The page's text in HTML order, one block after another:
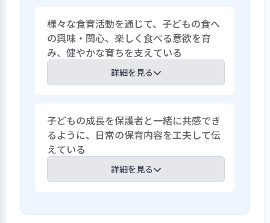
を洗い出し、その内容を発生確率と影響
度から優先順位をつけた上でそれぞれの
対応を定めているほか、子どもの人権擁
護に関するセルフチェックを全職員で行
っている。セルフチェック実施後には職員
を一つずつ見直しながら、知らず知らず
の内に子どもに職員の都合を強要するこ
とがないか等を確認している。また、事
業継続計画も定期的に見直しており、水害
に対する避難計画の再考を始めとする安
全強化の取り組みも見られた。
様々な食育活動を通じて、子どもの食へ
の興味・関心、楽しく食べる意欲を育
み、健やかな育ちを支えている
詳細を見る
る雰囲気作りを大切にし、園庭やテラス
を利用し、ハンバーガー屋さんやラーメン
屋さん、お弁当箱に詰めるなど、給食調理
師と連携を取りながら工夫している。毎
月の誕生会食の日には、その月に誕生日
り、子どもたちも楽しみにしている。野菜
子どもの成長を保護者と一緒に共感でき
るように、日常の保育内容を工夫して伝
えている
詳細を見る